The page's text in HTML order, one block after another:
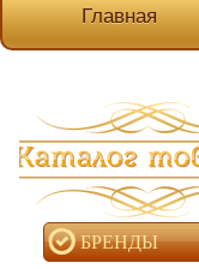
Главная
БРЕНДЫ